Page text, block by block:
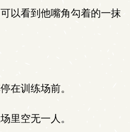
以看到他嘴角勾着的一抹
在训练场前。
里空无一人。